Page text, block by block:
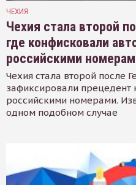
ЧЕХИЯ
Чехия стала второй
где конфисковали
российскими
Чехия стала второй после
зафиксировали прецедент
российскими номерами.
одном подобном случае